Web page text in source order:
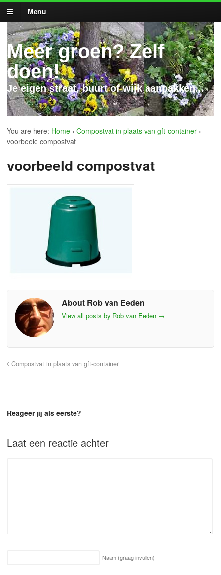
Menu
Meer groen? Zelf
doen!
Je eigen straat, buurt of wijk aanpakken...
You are here: Home › Compostvat in plaats van gft-container ›
voorbeeld compostvat
voorbeeld compostvat
About Rob van Eeden
View all posts by Rob van Eeden →
Compostvat in plaats van gft-container
Reageer jij als eerste?
Laat een reactie achter
Naam (graag invullen)